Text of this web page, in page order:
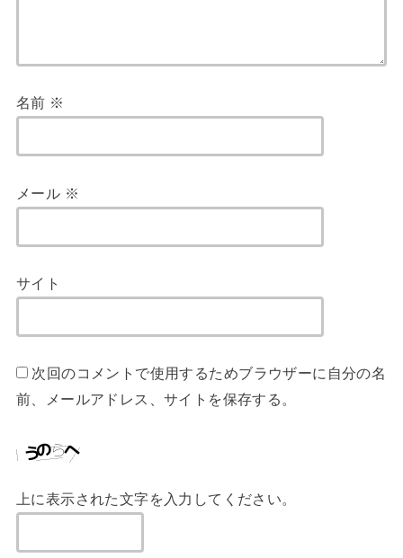
名前 ※
メール ※
サイト
次回のコメントで使用するためブラウザーに自分の名
前、メールアドレス、サイトを保存する。
上に表示された文字を入力してください。